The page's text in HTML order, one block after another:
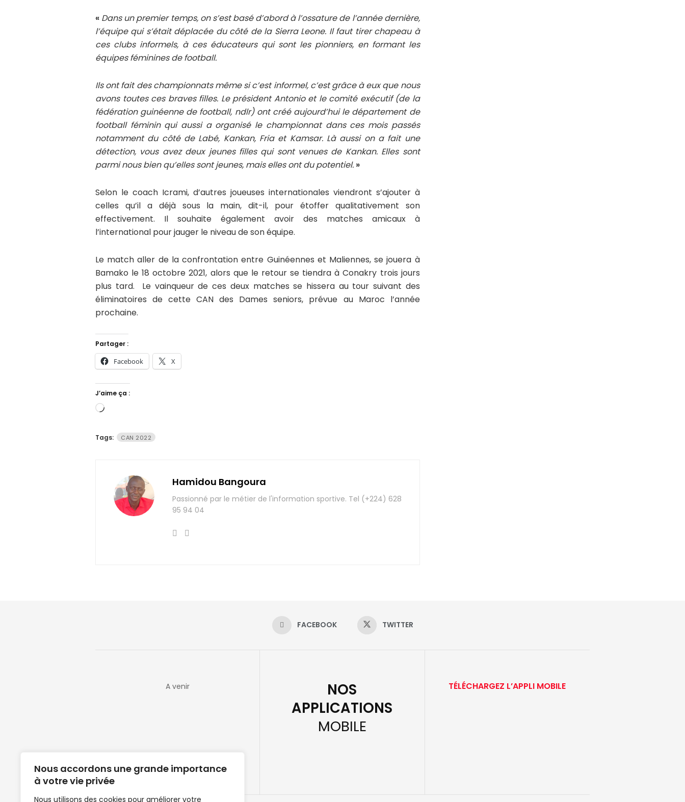
Nous accordons une grande importance
à votre vie privée
Nous utilisons des cookies pour améliorer votre
« Dans un premier temps, on s’est basé d’abord à l’ossature de l’année dernière,
l’équipe qui s’était déplacée du côté de la Sierra Leone. Il faut tirer chapeau à
ces clubs informels, à ces éducateurs qui sont les pionniers, en formant les
équipes féminines de football.
Ils ont fait des championnats même si c’est informel, c’est grâce à eux que nous
avons toutes ces braves filles. Le président Antonio et le comité exécutif (de la
fédération guinéenne de football, ndlr) ont créé aujourd’hui le département de
football féminin qui aussi a organisé le championnat dans ces mois passés
notamment du côté de Labé, Kankan, Fria et Kamsar. Là aussi on a fait une
détection, vous avez deux jeunes filles qui sont venues de Kankan. Elles sont
parmi nous bien qu’elles sont jeunes, mais elles ont du potentiel. »
Selon le coach Icrami, d’autres joueuses internationales viendront s’ajouter à
celles qu’il a déjà sous la main, dit-il, pour étoffer qualitativement son
effectivement. Il souhaite également avoir des matches amicaux à
l’international pour jauger le niveau de son équipe.
Le match aller de la confrontation entre Guinéennes et Maliennes, se jouera à
Bamako le 18 octobre 2021, alors que le retour se tiendra à Conakry trois jours
plus tard. Le vainqueur de ces deux matches se hissera au tour suivant des
éliminatoires de cette CAN des Dames seniors, prévue au Maroc l’année
prochaine.
Partager :
Facebook X
J’aime ça :
Chargement…
Tags: CAN 2022
Hamidou Bangoura
Passionné par le métier de l'information sportive. Tel (+224) 628
95 94 04
FACEBOOK TWITTER
A venir
NOS
APPLICATIONS
MOBILE
TÉLÉCHARGEZ L’APPLI MOBILE